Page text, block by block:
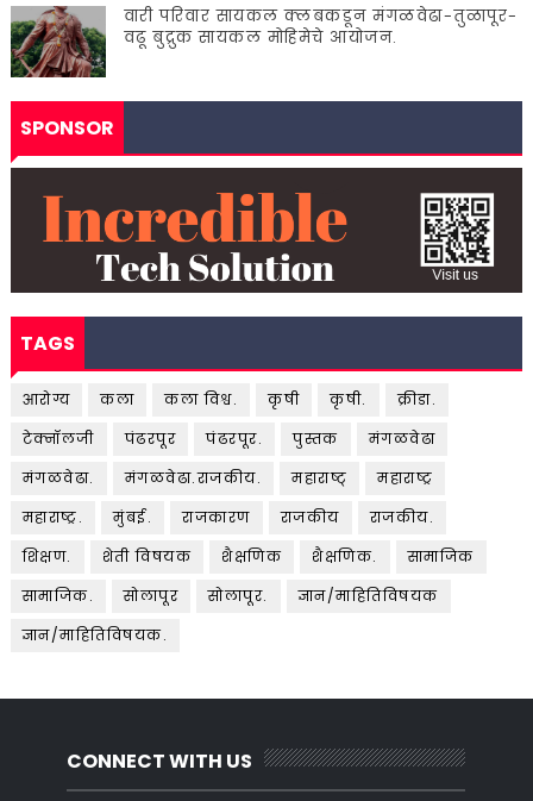
वारी परिवार सायकल क्लबकडून मंगळवेढा-तुळापूर-
वढू बुद्रुक सायकल मोहिमेचे आयोजन.
SPONSOR
TAGS
आरोग्य कला कला विश्व. कृषी कृषी.
क्रीडा.
टेक्नॉलजी
पंढरपूर पंढरपूर. पुस्तक
मंगळवेढा
मंगळवेढा.
मंगळवेढा.राजकीय. महाराष्ट्
महाराष्ट्र
महाराष्ट्र.
मुंबई. राजकारण राजकीय
राजकीय.
शिक्षण.
शेती विषयक शैक्षणिक शैक्षणिक.
सामाजिक
सामाजिक.
सोलापूर सोलापूर.
ज्ञान/माहितिविषयक
ज्ञान/माहितिविषयक.
CONNECT WITH US